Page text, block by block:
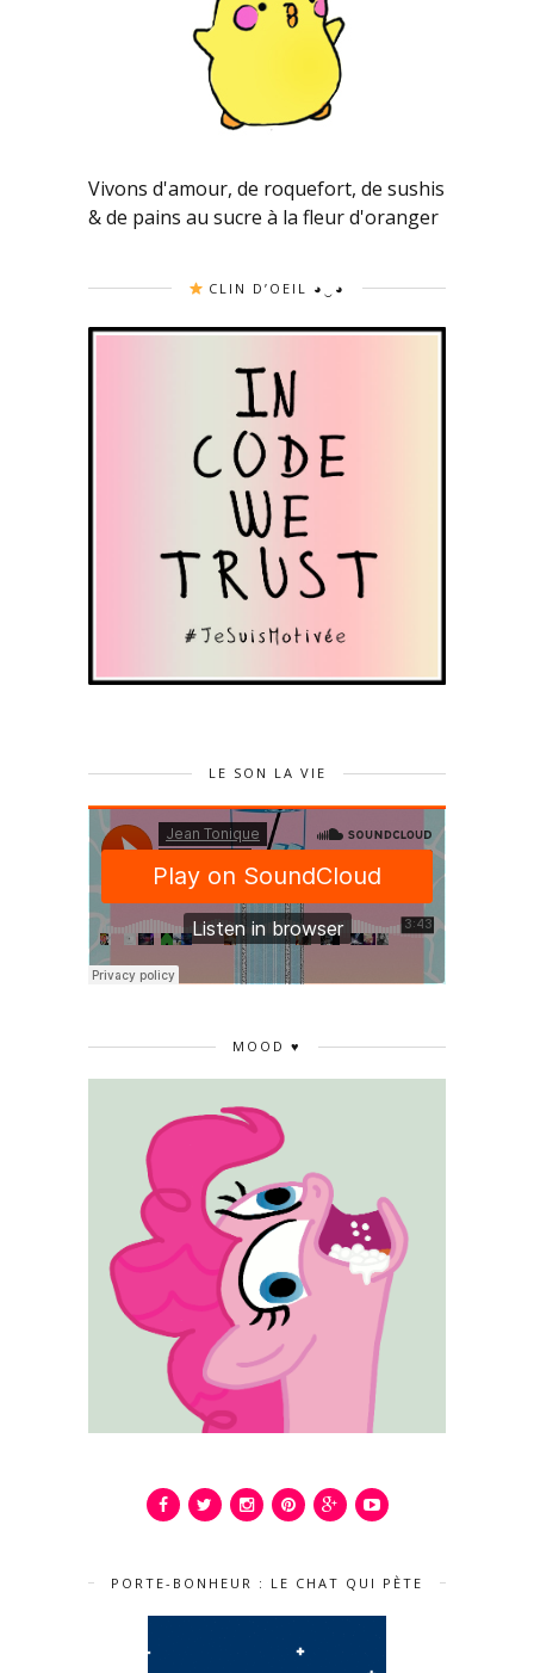
Vivons d'amour, de roquefort, de sushis
& de pains au sucre à la fleur d'oranger
CLIN D’OEIL ◕‿◕
LE SON LA VIE
MOOD ♥
PORTE-BONHEUR : LE CHAT QUI PÈTE